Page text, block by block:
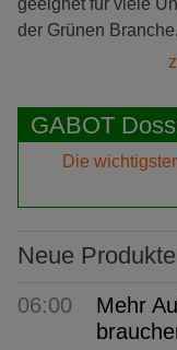
der Grünen Branche.
GABOT
Die
Neue
06:00
Mehr